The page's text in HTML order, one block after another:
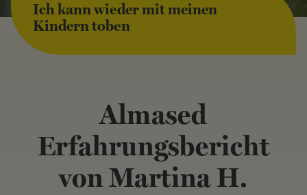
Ich kann wieder mit meinen
Kindern toben
Almased
Erfahrungsbericht
von Martina H.